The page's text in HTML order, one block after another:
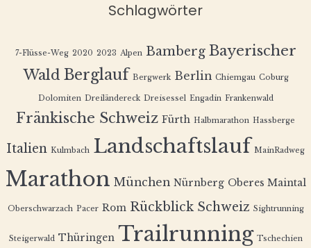
Schlagwörter
7-Flüsse-Weg 2020 2023 Alpen Bamberg Bayerischer
Wald Berglauf Bergwerk Berlin Chiemgau Coburg
Dolomiten Dreiländereck Dreisessel Engadin Frankenwald
Fränkische Schweiz Fürth Halbmarathon Hassberge
Italien Kulmbach Landschaftslauf MainRadweg
Marathon München Nürnberg Oberes Maintal
Oberschwarzach Pacer Rom Rückblick Schweiz Sightrunning
Steigerwald Thüringen Trailrunning Tschechien